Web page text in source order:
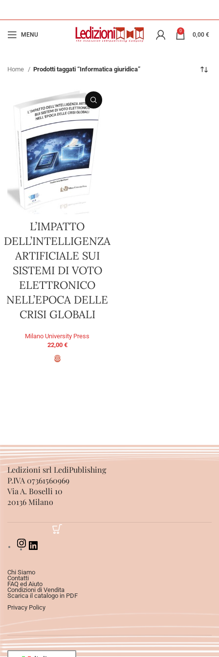
MENU
0
0,00 €
Home Prodotti taggati “Informatica giuridica”
L’IMPATTO
DELL’INTELLIGENZA
ARTIFICIALE SUI
SISTEMI DI VOTO
ELETTRONICO
NELL’EPOCA DELLE
CRISI GLOBALI
Milano University Press
22,00 €
Ledizioni srl LediPublishing
P.IVA 07361560969
Via A. Boselli 10
20136 Milano
Chi Siamo
Contatti
FAQ ed Aiuto
Condizioni di Vendita
Scarica il catalogo in PDF
Privacy Policy